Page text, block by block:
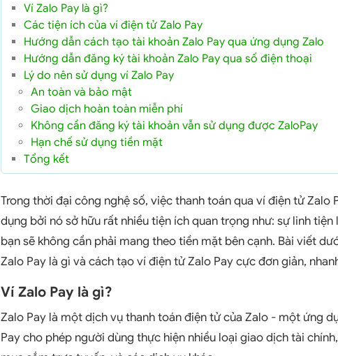
Ví Zalo Pay là gì?
Các tiện ích của ví điện tử Zalo Pay
Hướng dẫn cách tạo tài khoản Zalo Pay qua ứng dụng Zalo
Hướng dẫn đăng ký tài khoản Zalo Pay qua số điện thoại
Lý do nên sử dụng ví Zalo Pay
An toàn và bảo mật
Giao dịch hoàn toàn miễn phí
Không cần đăng ký tài khoản vẫn sử dụng được ZaloPay
Hạn chế sử dụng tiền mặt
Tổng kết
Trong thời đại công nghệ số, việc thanh toán qua ví điện tử
dụng bởi nó sở hữu rất nhiều tiện ích quan trọng như: sự linh
bạn sẽ không cần phải mang theo tiền mặt bên cạnh. Bài viết
Zalo Pay là gì và cách tạo ví điện tử Zalo Pay cực đơn giản,
Ví Zalo Pay là gì?
Zalo Pay là một dịch vụ thanh toán điện tử của Zalo - một ứng
Pay cho phép người dùng thực hiện nhiều loại giao dịch tài